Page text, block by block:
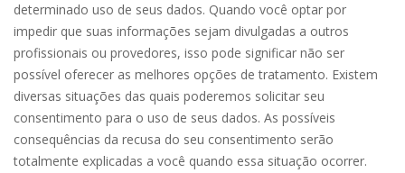
determinado uso de seus dados. Quando você optar por
impedir que suas informações sejam divulgadas a outros
profissionais ou provedores, isso pode significar não ser
possível oferecer as melhores opções de tratamento. Existem
diversas situações das quais poderemos solicitar seu
consentimento para o uso de seus dados. As possíveis
consequências da recusa do seu consentimento serão
totalmente explicadas a você quando essa situação ocorrer.